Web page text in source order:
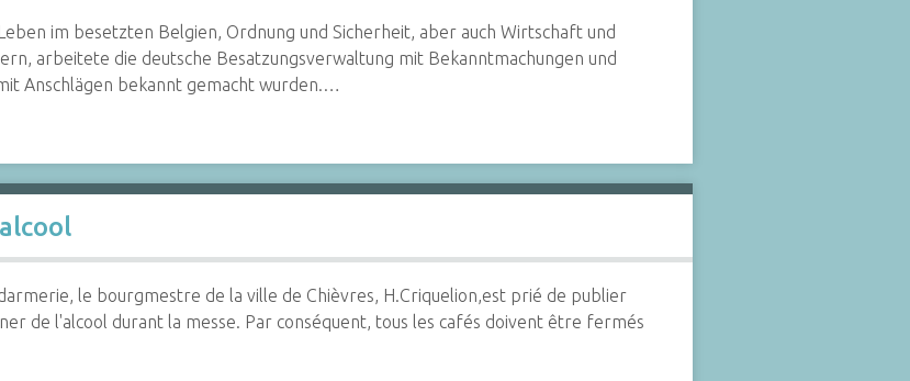
im besetzten Belgien, Ordnung und Sicherheit, aber auch Wirtschaft und
arbeitete die deutsche Besatzungsverwaltung mit Bekanntmachungen und
Anschlägen bekannt gemacht wurden.…
le bourgmestre de la ville de Chièvres, H.Criquelion,est prié de publier
de l'alcool durant la messe. Par conséquent, tous les cafés doivent être fermés